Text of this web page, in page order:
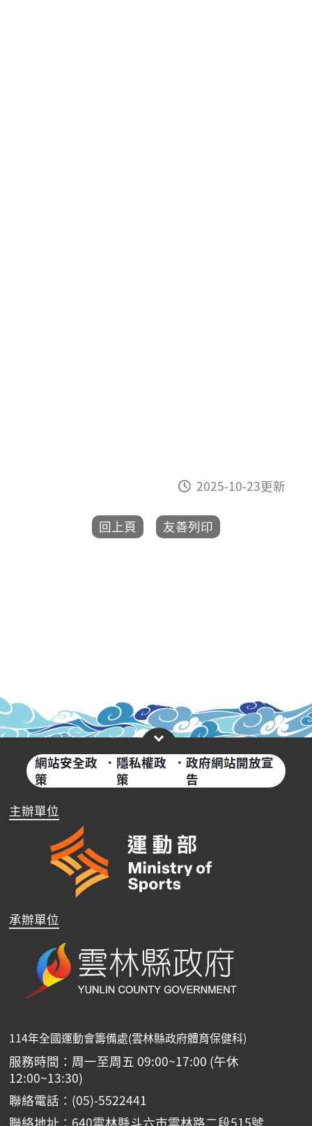
2025-10-23更新
網站安全政
策
· 隱私權政
策
· 政府網站開放宣
告
主辦單位
承辦單位
114年全國運動會籌備處(雲林縣政府體育保健科)
服務時間：周一至周五 09:00~17:00 (午休
12:00~13:30)
聯絡電話：(05)-5522441
聯絡地址：640雲林縣斗六市雲林路二段515號